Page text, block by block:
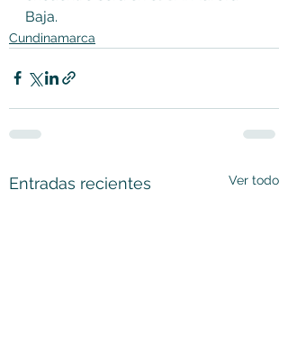
Baja.
Cundinamarca
Entradas recientes Ver todo